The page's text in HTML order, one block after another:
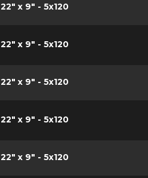
22" x 9" - 5x120
22" x 9" - 5x120
22" x 9" - 5x120
22" x 9" - 5x120
22" x 9" - 5x120